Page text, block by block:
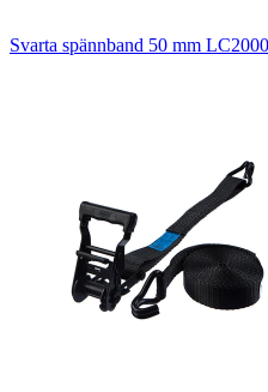
Svarta spännband 50 mm